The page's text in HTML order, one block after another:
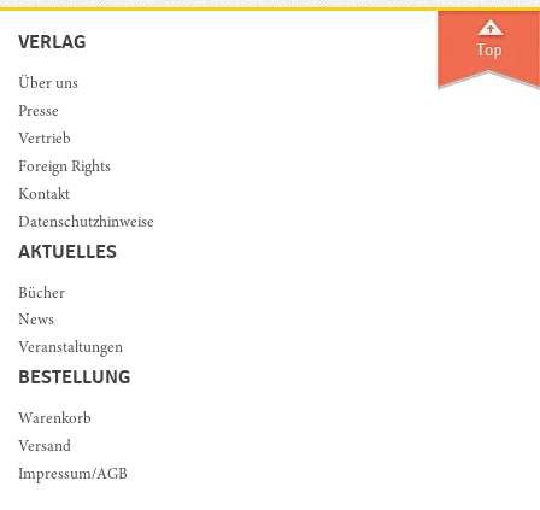
VERLAG
Über uns
Presse
Vertrieb
Foreign Rights
Kontakt
Datenschutzhinweise
AKTUELLES
Bücher
News
Veranstaltungen
BESTELLUNG
Warenkorb
Versand
Impressum/AGB